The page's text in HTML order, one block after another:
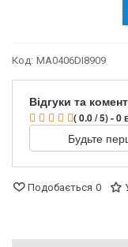
Код: MA0406DI8909
Відгуки та
( 0.0 / 5) - 0
Будьте
Подобається 0